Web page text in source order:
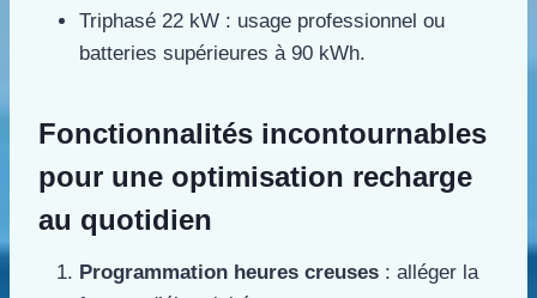
Triphasé 22 kW : usage professionnel ou
batteries supérieures à 90 kWh.
Fonctionnalités incontournables
pour une optimisation recharge
au quotidien
Programmation heures creuses : alléger la